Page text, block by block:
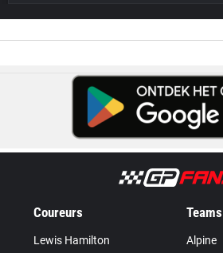
Coureurs
Lewis Hamilton
Teams
Alpine